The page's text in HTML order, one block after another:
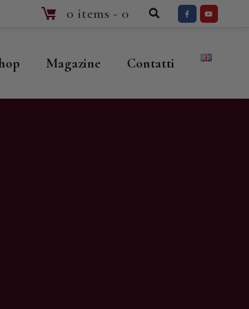
0 items - 0
Magazine Contatti